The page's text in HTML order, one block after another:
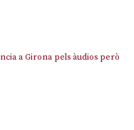
a Girona pels àudios però